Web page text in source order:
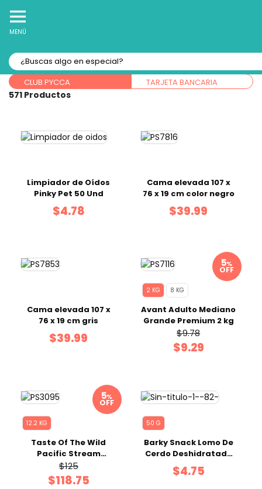
MENÚ
Forma de pago:
CLUB PYCCA TARJETA BANCARIA
571
Limpiador de Oídos
Pinky Pet 50 Und
$4.78
Cama elevada 107 x
76 x 19 cm color negro
$39.99
Cama elevada 107 x
76 x 19 cm gris
$39.99
%
OFF
2 KG 8 KG
Avant Adulto Mediano
Grande Premium 2 kg
$9.78
$9.29
%
OFF
12.2 KG
Taste Of The Wild
Pacific Stream
Cachorro Super
Premium 12.2 Kg
$125
$118.75
50 G
Barky Snack Lomo De
Cerdo Deshidratado
50 g
$4.75